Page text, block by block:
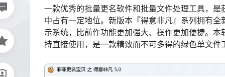
一款优秀的批量更名软件和批量文件处理工具，
中占有一定地位。新版本『得意非凡』系列拥有
示系统，比前作功能更加强大、操作更加便捷。
持直接使用，是一款精致而不可多得的绿色单文